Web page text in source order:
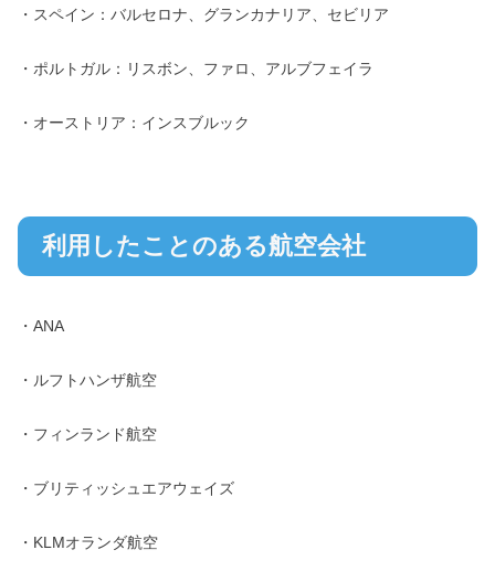
・スペイン：バルセロナ、グランカナリア、セビリア
・ポルトガル：リスボン、ファロ、アルブフェイラ
・オーストリア：インスブルック
利用したことのある航空会社
・ANA
・ルフトハンザ航空
・フィンランド航空
・ブリティッシュエアウェイズ
・KLMオランダ航空